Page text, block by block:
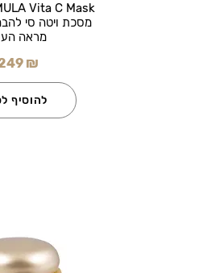
מסכת ויטה סי
מראה
₪
להוסיף